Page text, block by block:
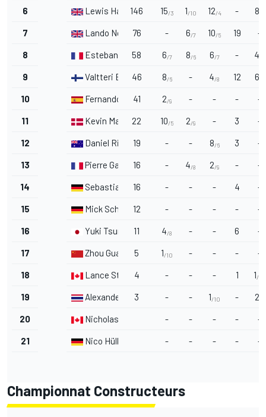
6 Lewis Hamilton
146 15/3 1/10 12/4 - 8
7 Lando Norris76 - 6/7 10/5 19 -
8 Esteban Ocon
58 6/7 8/6 6/7 - 4
9 Valtteri Bottas
46 8/6 - 4/8 12 6
10 Fernando Alonso
41 2/9 - - - -
11 Kevin Magnussen
22 10/5 2/9 - 3 -
12 Daniel Ricciardo
19 - - 8/6 3 -
13 Pierre Gasly 16 - 4/8 2/9 - -
14 Sebastian Vettel
16 - - - 4 -
15 Mick Schumacher
12 - - - - -
16 Yuki Tsunoda11 4/8 - - 6 -
17 Zhou Guanyu 5 1/10 - - - -
18 Lance Stroll 4 - - - 1 1/10
19 Alexander Albon
3 - - 1/10 - 2
20 Nicholas Latifi - - - - -
21 Nico Hülkenberg - - - - -
Championnat Constructeurs